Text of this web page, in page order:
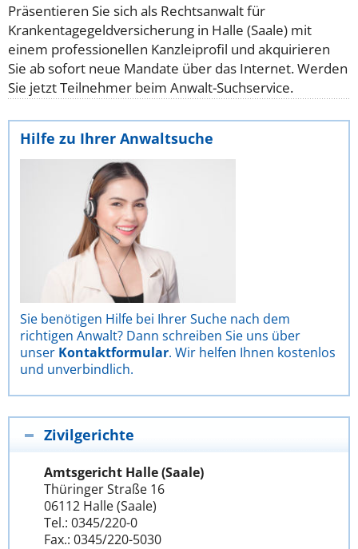
Präsentieren Sie sich als Rechtsanwalt für
Krankentagegeldversicherung in Halle (Saale) mit
einem professionellen Kanzleiprofil und akquirieren
Sie ab sofort neue Mandate über das Internet. Werden
Sie jetzt Teilnehmer beim Anwalt-Suchservice.
Hilfe zu Ihrer Anwaltsuche
Sie benötigen Hilfe bei Ihrer Suche nach dem
richtigen Anwalt? Dann schreiben Sie uns über
unser Kontaktformular. Wir helfen Ihnen kostenlos
und unverbindlich.
Zivilgerichte
Amtsgericht Halle (Saale)
Thüringer Straße 16
06112 Halle (Saale)
Tel.: 0345/220-0
Fax.: 0345/220-5030